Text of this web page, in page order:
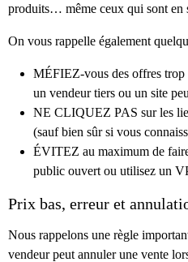
produits… même ceux qui sont en
On vous rappelle également
MÉFIEZ-vous des offres trop
un vendeur tiers ou un site
NE CLIQUEZ PAS sur les
(sauf bien sûr si vous
ÉVITEZ au maximum de
public ouvert ou utilisez un
Prix bas, erreur et
Nous rappelons une règle
vendeur peut annuler une vente